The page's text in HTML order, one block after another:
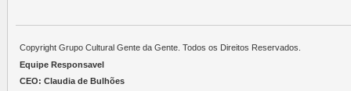
Copyright Grupo Cultural Gente da Gente. Todos os Direitos Reservados.
Equipe Responsavel
CEO: Claudia de Bulhões